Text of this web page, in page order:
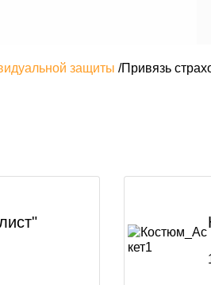
защиты /Привязь